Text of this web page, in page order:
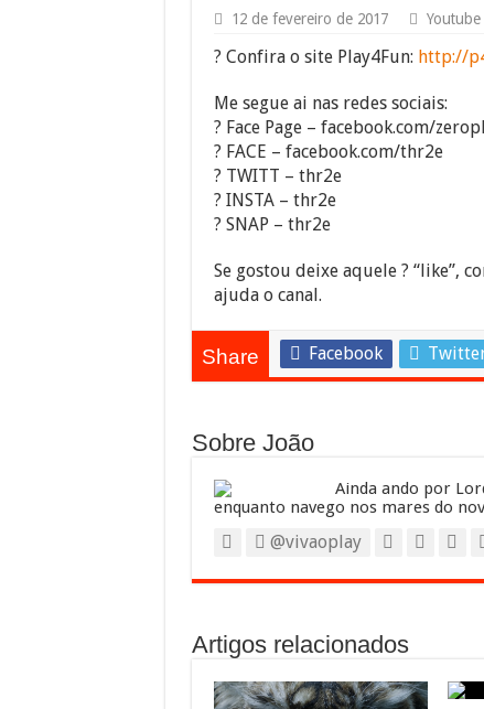
12 de fevereiro de 2017 Youtube
? Confira o site Play4Fun: http://
Me segue ai nas redes sociais:
? Face Page – facebook.com/
? FACE – facebook.com/thr2e
? TWITT – thr2e
? INSTA – thr2e
? SNAP – thr2e
Se gostou deixe aquele ? “like”,
ajuda o canal.
Share Facebook
Sobre João
Ainda ando por
enquanto navego nos mares do
@vivaoplay
Artigos relacionados